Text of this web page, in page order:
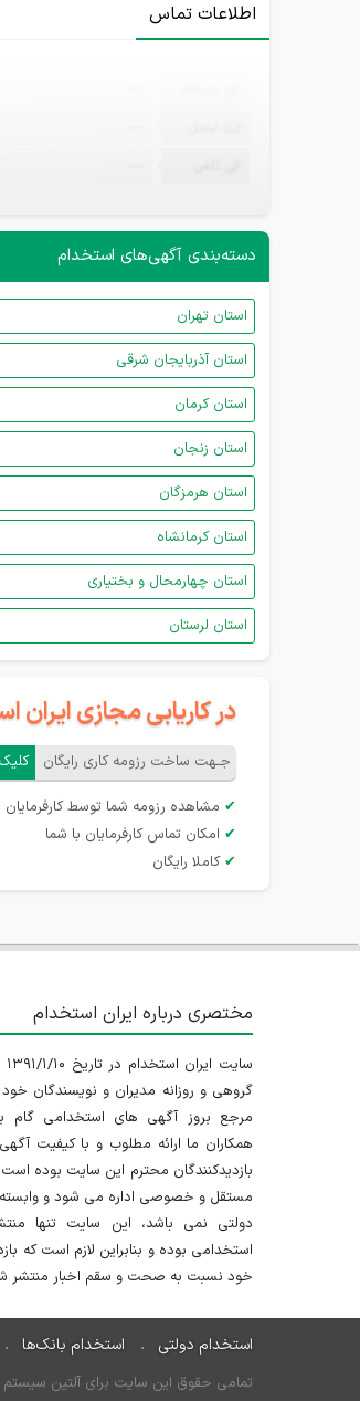
اطلاعات تماس
دسته‌بندی آگهی‌های استخدام
استان تهران
استان آذربایجان شرقی
استان کرمان
استان زنجان
استان هرمزگان
استان کرمانشاه
استان چهارمحال و بختیاری
استان لرستان
در کاریابی مجازی
جـهت ساخت رزومه کاری رایگان
✔ مشاهده رزومه شما توسط کارفرمایان
✔ امکان تماس کارفرمایان با شما
✔ کاملا رایگان
مختصری درباره ایران استخدام
گروهی و روزانه مدیران و نویسندگان
مرجع بروز آگهی های استخدامی
همکاران ما ارائه مطلوب و با کیفیت
بازدیدکنندگان محترم این سایت بوده
مستقل و خصوصی اداره می شود و وابسته
دولتی نمی باشد، این سایت تنها
استخدامی بوده و بنابراین لازم است که
خود نسبت به صحت و سقم اخبار منتشر
استخدام دولتی استخدام بانک‌ها
تمامی حقوق این سایت برای آلتین سیستم